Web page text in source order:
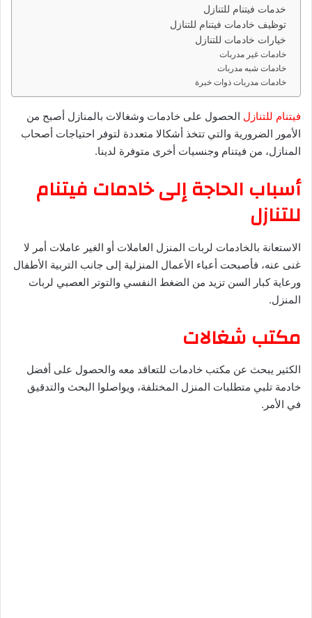
ا
ك
ت
ر
ن
ا
خدمات فيتنام للتنازل
توظيف خادمات فيتنام للتنازل
خيارات خادمات للتنازل
خادمات غير مدربات
خادمات شبه مدربات
خادمات مدربات ذوات خبرة
فيتنام للتنازل الحصول على خادمات وشغالات بالمنازل أصبح من
الأمور الضرورية والتي تتخذ أشكالا متعددة لتوفر احتياجات أصحاب
المنازل، من فيتنام وجنسيات أخرى متوفرة لدينا.
أسباب الحاجة إلى خادمات فيتنام
للتنازل
الاستعانة بالخادمات لربات المنزل العاملات أو الغير عاملات أمر لا
غنى عنه، فأصبحت أعباء الأعمال المنزلية إلى جانب التربية الأطفال
ورعاية كبار السن تزيد من الضغط النفسي والتوتر العصبي لربات
المنزل.
مكتب شغالات
الكثير يبحث عن مكتب خادمات للتعاقد معه والحصول على أفضل
خادمة تلبي متطلبات المنزل المختلفة، ويواصلوا البحث والتدقيق
في الأمر.